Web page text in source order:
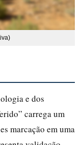
e dos
carrega um
marcação em uma